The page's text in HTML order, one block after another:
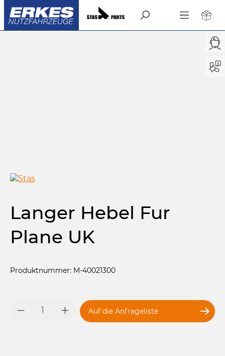
springen
Kipper / Zubehör für Plane
Langer Hebel Fur
Plane UK
Produktnummer: M-40021300
Produkt Anzahl: Gib den
Auf die Anfrageliste